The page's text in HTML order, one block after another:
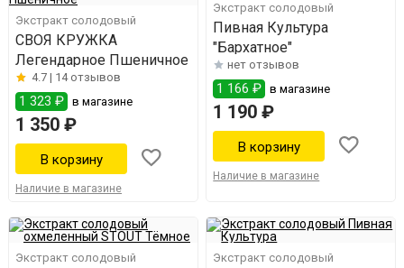
Экстракт солодовый
СВОЯ КРУЖКА
Легендарное Пшеничное
4.7 | 14 отзывов
1 323 ₽ в магазине
1 350 ₽
Наличие в магазине
Экстракт солодовый
Пивная Культура
"Бархатное"
нет отзывов
1 166 ₽ в магазине
1 190 ₽
Наличие в магазине
Экстракт солодовый Экстракт солодовый